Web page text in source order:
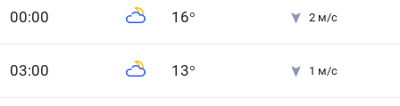
00:00 16° 2 м/с
03:00 13° 1 м/с